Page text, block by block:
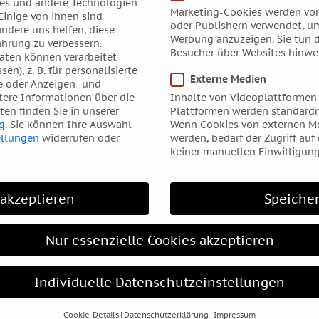
nur die bildenden Künste, die um die Jahrhundertwende
eine kurze Filmsequenz mit Isadora Duncan und
Mein persönliches Highlight in diesem Teil: Die Skizzen
geboten, mit einer Konzertreihe, Vorträgen
Katalog.
(LMT), Meiderich, D
Sonne im Zeichen Steinbock. Die Sonne ist der Planet
zu sein und mein Leben aktiv zu gestalten.
Stierhaus.
Bildhauer gearbeitet hat, in erster Linie mit den
konservativ, ein weiteres Merkmal der starken
und andere Technologien
von ihnen sind
uns helfen, diese
zu verbessern.
können verarbeitet
z. B. für personalisierte
Anzeigen- und
Informationen über die
finden Sie in unserer
. Sie können Ihre Auswahl
widerrufen oder
Marketing-Cookies werden
oder Publishern verwendet,
Werbung anzuzeigen. Sie tun
Besucher über Websites
Externe Medien
Inhalte von Videoplattformen
Plattformen werden
Wenn Cookies von externen
werden, bedarf der Zugriff
keiner manuellen
Nur essenzielle Cookies akzeptieren
Individuelle Datenschutzeinstellungen
Cookie-Details Datenschutzerklärung Impressum